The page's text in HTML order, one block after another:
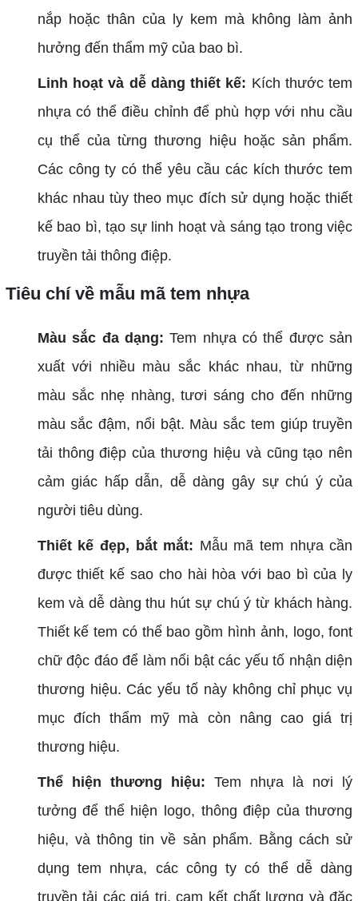
nắp hoặc thân của ly kem mà không làm ảnh
hưởng đến thẩm mỹ của bao bì.
Linh hoạt và dễ dàng thiết kế: Kích thước tem
nhựa có thể điều chỉnh để phù hợp với nhu cầu
cụ thể của từng thương hiệu hoặc sản phẩm.
Các công ty có thể yêu cầu các kích thước tem
khác nhau tùy theo mục đích sử dụng hoặc thiết
kế bao bì, tạo sự linh hoạt và sáng tạo trong việc
truyền tải thông điệp.
Tiêu chí về mẫu mã tem nhựa
Màu sắc đa dạng: Tem nhựa có thể được sản
xuất với nhiều màu sắc khác nhau, từ những
màu sắc nhẹ nhàng, tươi sáng cho đến những
màu sắc đậm, nổi bật. Màu sắc tem giúp truyền
tải thông điệp của thương hiệu và cũng tạo nên
cảm giác hấp dẫn, dễ dàng gây sự chú ý của
người tiêu dùng.
Thiết kế đẹp, bắt mắt: Mẫu mã tem nhựa cần
được thiết kế sao cho hài hòa với bao bì của ly
kem và dễ dàng thu hút sự chú ý từ khách hàng.
Thiết kế tem có thể bao gồm hình ảnh, logo, font
chữ độc đáo để làm nổi bật các yếu tố nhận diện
thương hiệu. Các yếu tố này không chỉ phục vụ
mục đích thẩm mỹ mà còn nâng cao giá trị
thương hiệu.
Thể hiện thương hiệu: Tem nhựa là nơi lý
tưởng để thể hiện logo, thông điệp của thương
hiệu, và thông tin về sản phẩm. Bằng cách sử
dụng tem nhựa, các công ty có thể dễ dàng
truyền tải các giá trị, cam kết chất lượng và đặc